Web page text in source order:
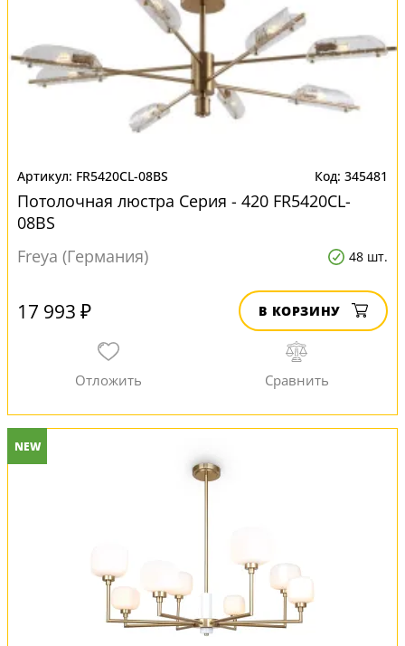
FR5420CL-08BS 345481
Потолочная люстра Серия - 420 FR5420CL-
08BS
Freya (Германия)
48 шт.
17 993 ₽ В КОРЗИНУ
NEW